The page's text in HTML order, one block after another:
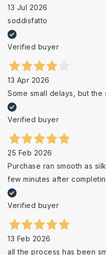
13 Jul 2026
soddisfatto
Verified buyer
13 Apr 2026
Some small delays, but
Verified buyer
25 Feb 2026
Purchase ran smooth as
few minutes after
Verified buyer
13 Feb 2026
all the process has been